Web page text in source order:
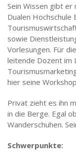
Sein Wissen gibt
Dualen
sowie
Vorlesungen. Für
leitende Dozent im
hier seine
Privat zieht es ihn
in die Berge. Egal
Wanderschuhen.
Schwerpunkte: